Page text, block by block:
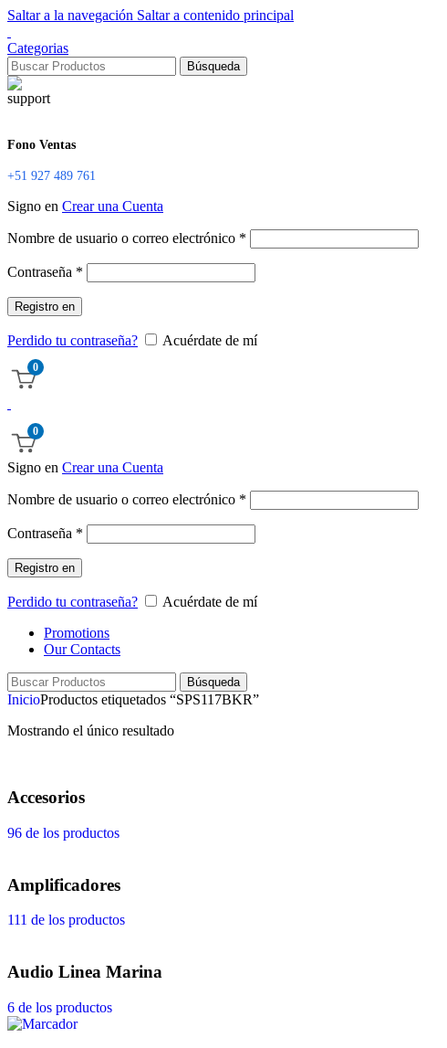
Saltar a la navegación Saltar a contenido principal
Categorias
Búsqueda
Fono Ventas
+51 927 489 761
Signo en Crear una Cuenta
Nombre de usuario o correo electrónico *
Contraseña *
Registro en
Perdido tu contraseña? Acuérdate de mí
0
0
Signo en Crear una Cuenta
Nombre de usuario o correo electrónico *
Contraseña *
Registro en
Perdido tu contraseña?
Acuérdate de mí
Promotions
Our Contacts
Búsqueda
InicioProductos etiquetados “SPS117BKR”
Mostrando el único resultado
Accesorios
96 de los productos
Amplificadores
111 de los productos
Audio Linea Marina
6 de los productos